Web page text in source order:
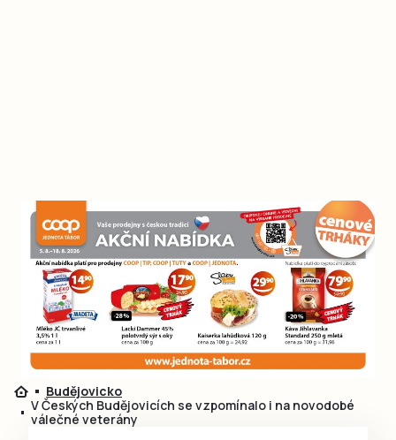
Budějovicko
V Českých Budějovicích se vzpomínalo i na novodobé
válečné veterány